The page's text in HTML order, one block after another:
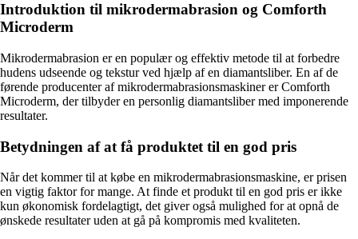
Introduktion til mikrodermabrasion og Comforth
Microderm
Mikrodermabrasion er en populær og effektiv metode til at forbedre
hudens udseende og tekstur ved hjælp af en diamantsliber. En af de
førende producenter af mikrodermabrasionsmaskiner er Comforth
Microderm, der tilbyder en personlig diamantsliber med imponerende
resultater.
Betydningen af at få produktet til en god pris
Når det kommer til at købe en mikrodermabrasionsmaskine, er prisen
en vigtig faktor for mange. At finde et produkt til en god pris er ikke
kun økonomisk fordelagtigt, det giver også mulighed for at opnå de
ønskede resultater uden at gå på kompromis med kvaliteten.